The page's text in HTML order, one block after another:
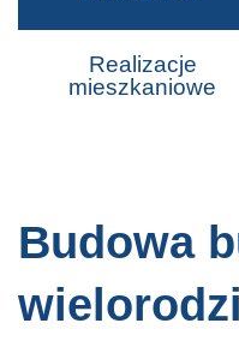
Realizacje
mieszkaniowe
Budowa